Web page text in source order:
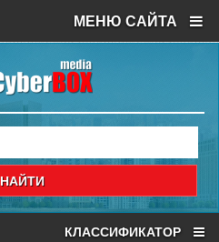
МЕНЮ САЙТА
НАЙТИ
КЛАССИФИКАТОР